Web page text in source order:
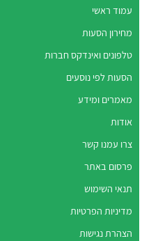
עמוד ראשי
מחירון הסעות
טלפונים ואינדקס חברות
הסעות לפי נוסעים
מאמרים ומידע
אודות
צרו עמנו קשר
פרסום באתר
תנאי השימוש
מדיניות הפרטיות
הצהרת נגישות